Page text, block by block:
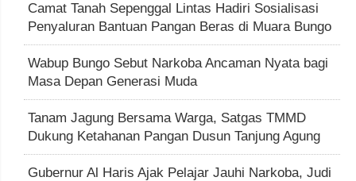
Camat Tanah Sepenggal Lintas Hadiri Sosialisasi
Penyaluran Bantuan Pangan Beras di Muara Bungo
Wabup Bungo Sebut Narkoba Ancaman Nyata bagi
Masa Depan Generasi Muda
Tanam Jagung Bersama Warga, Satgas TMMD
Dukung Ketahanan Pangan Dusun Tanjung Agung
Gubernur Al Haris Ajak Pelajar Jauhi Narkoba, Judi